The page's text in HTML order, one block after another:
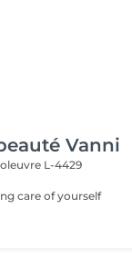
Vanni
L-4429
care of yourself